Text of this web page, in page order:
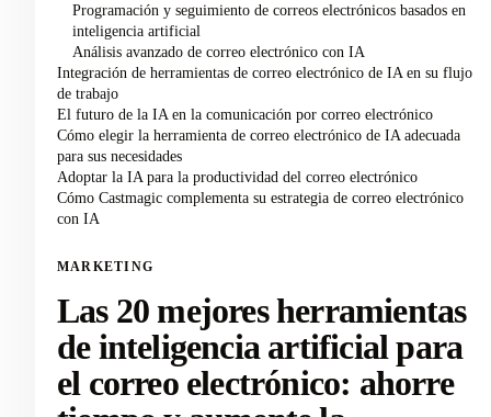
Programación y seguimiento de correos electrónicos basados en
inteligencia artificial
Análisis avanzado de correo electrónico con IA
Integración de herramientas de correo electrónico de IA en su flujo
de trabajo
El futuro de la IA en la comunicación por correo electrónico
Cómo elegir la herramienta de correo electrónico de IA adecuada
para sus necesidades
Adoptar la IA para la productividad del correo electrónico
Cómo Castmagic complementa su estrategia de correo electrónico
con IA
MARKETING
Las 20 mejores herramientas
de inteligencia artificial para
el correo electrónico: ahorre